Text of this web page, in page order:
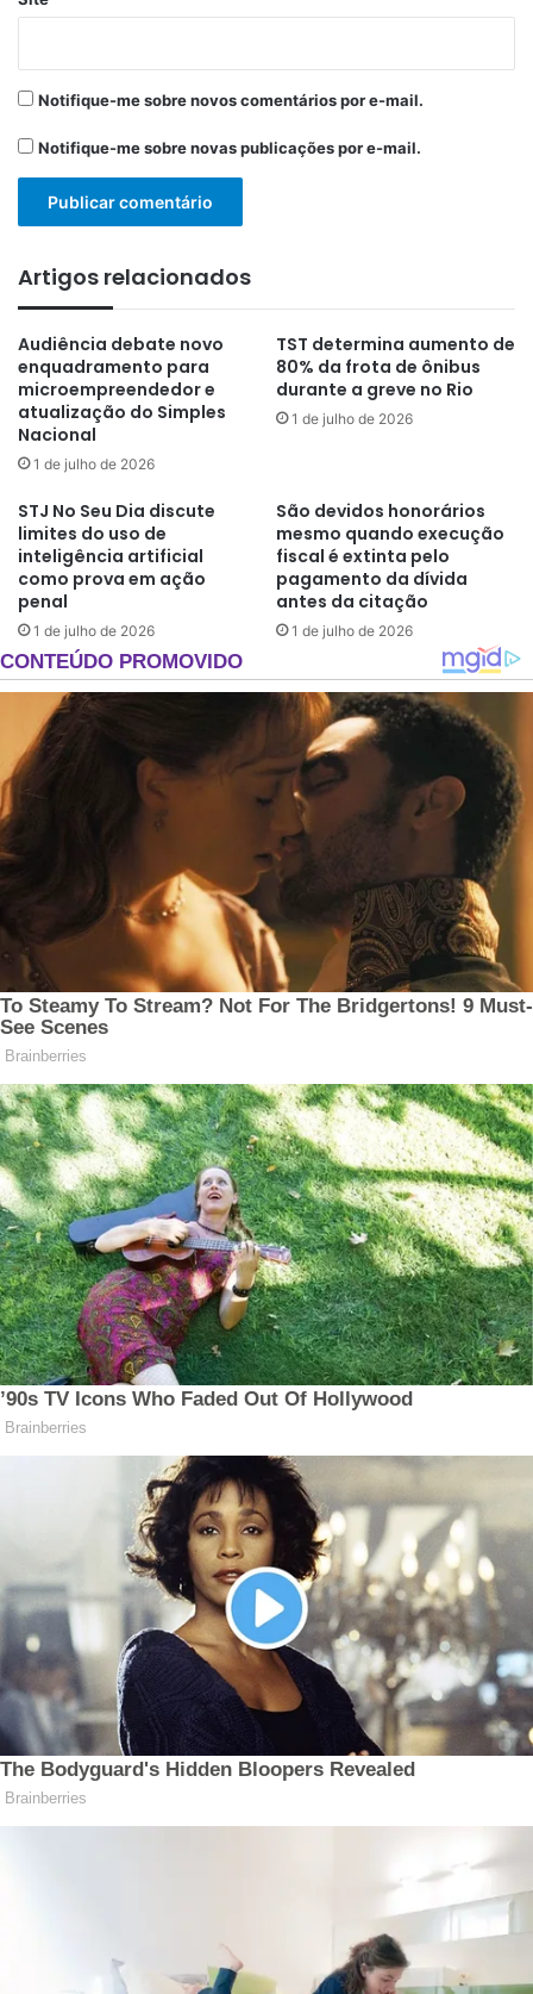
Notifique-me sobre novos comentários por e-mail.
Notifique-me sobre novas publicações por e-mail.
Artigos relacionados
Audiência debate novo
enquadramento para
microempreendedor e
atualização do Simples
Nacional
1 de julho de 2026
TST determina aumento de
80% da frota de ônibus
durante a greve no Rio
1 de julho de 2026
STJ No Seu Dia discute
limites do uso de
inteligência artificial
como prova em ação
penal
1 de julho de 2026
São devidos honorários
mesmo quando execução
fiscal é extinta pelo
pagamento da dívida
antes da citação
1 de julho de 2026